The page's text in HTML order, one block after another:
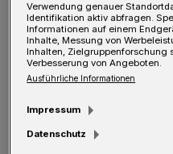
D ie Forschungen
und Datensicherheit.
Verwendung genauer
Identifikation aktiv abfragen.
Informationen auf einem
Inhalte, Messung von
Inhalten, Zielgruppenforschung
Verbesserung von Angeboten.
Ausführliche Informationen
Impressum
Datenschutz